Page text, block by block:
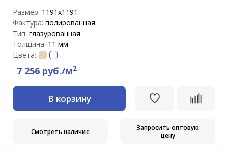
Размер: 1191х1191
Фактура: полированная
Тип: глазурованная
Толщина: 11 мм
Цвета:
7 256 руб./м2
В корзину
Смотреть наличие
Запросить оптовую
цену